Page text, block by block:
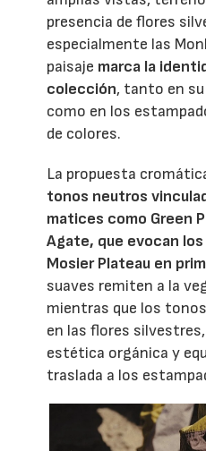
presencia de flores
especialmente las
paisaje marca la
colección, tanto en
como en los
de colores.
La propuesta
tonos neutros
matices como Green
Agate, que evocan
Mosier Plateau en
suaves remiten a la
mientras que los
en las flores
estética orgánica y
traslada a los